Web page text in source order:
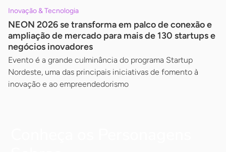
Inovação & Tecnologia
NEON 2026 se transforma em palco de conexão e
ampliação de mercado para mais de 130 startups e
negócios inovadores
Evento é a grande culminância do programa Startup
Nordeste, uma das principais iniciativas de fomento à
inovação e ao empreendedorismo